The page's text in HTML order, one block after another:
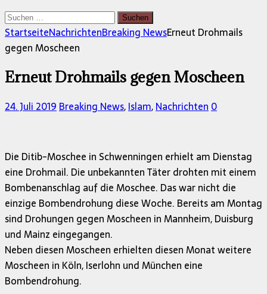
Suchen
nach:
StartseiteNachrichtenBreaking NewsErneut Drohmails
gegen Moscheen
Erneut Drohmails gegen Moscheen
24. Juli 2019Breaking News,Islam,Nachrichten0
Die Ditib-Moschee in Schwenningen erhielt am Dienstag
eine Drohmail. Die unbekannten Täter drohten mit einem
Bombenanschlag auf die Moschee. Das war nicht die
einzige Bombendrohung diese Woche. Bereits am Montag
sind Drohungen gegen Moscheen in Mannheim, Duisburg
und Mainz eingegangen.
Neben diesen Moscheen erhielten diesen Monat weitere
Moscheen in Köln, Iserlohn und München eine
Bombendrohung.